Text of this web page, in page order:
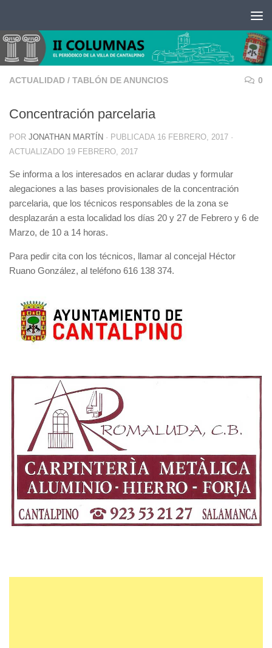
ACTUALIDAD / TABLÓN DE ANUNCIOS 0
Concentración parcelaria
POR JONATHAN MARTÍN · PUBLICADA 16 FEBRERO, 2017 ·
ACTUALIZADO 19 FEBRERO, 2017
Se informa a los interesados en aclarar dudas y formular
alegaciones a las bases provisionales de la concentración
parcelaria, que los técnicos responsables de la zona se
desplazarán a esta localidad los días 20 y 27 de Febrero y 6 de
Marzo, de 10 a 14 horas.
Para pedir cita con los técnicos, llamar al concejal Héctor
Ruano González, al teléfono 616 138 374.